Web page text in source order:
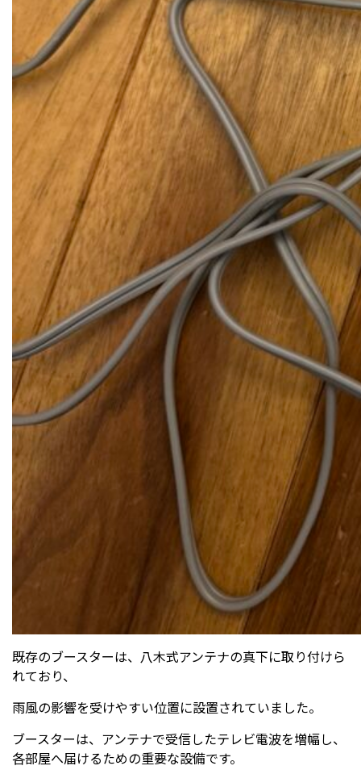
既存のブースターは、八木式アンテナの真下に取り付けら
れており、
雨風の影響を受けやすい位置に設置されていました。
ブースターは、アンテナで受信したテレビ電波を増幅し、
各部屋へ届けるための重要な設備です。